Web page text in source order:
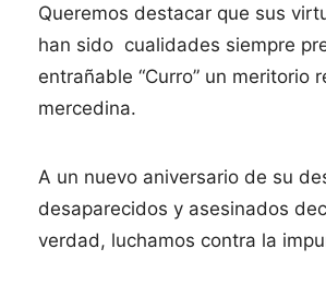
Queremos destacar que sus
han sido cualidades siempre
entrañable “Curro” un
mercedina.
A un nuevo aniversario de su
desaparecidos y asesinados
verdad, luchamos contra la